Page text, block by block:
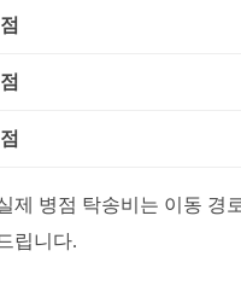
제 병점 탁송비는 이동 경
립니다.